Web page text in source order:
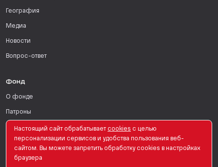
География
Медиа
Новости
Вопрос-ответ
Фонд
О фонде
Патроны
Поддержать
Для СМИ
Настоящий сайт обрабатывает сookies с целью
персонализации сервисов и удобства пользования веб-
сайтом. Вы можете запретить обработку сookies в настройках
браузера